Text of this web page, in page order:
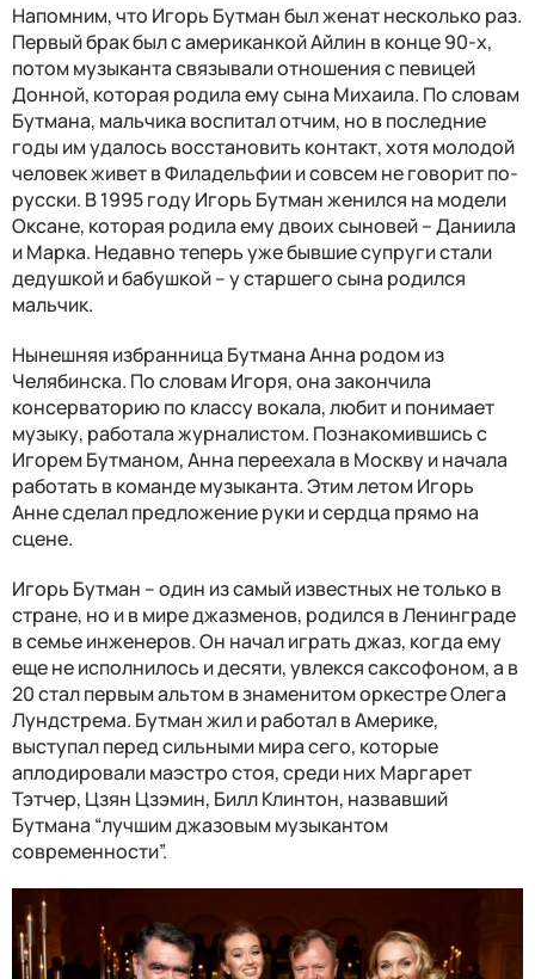
Напомним, что Игорь Бутман был женат несколько раз.
Первый брак был с американкой Айлин в конце 90-х,
потом музыканта связывали отношения с певицей
Донной, которая родила ему сына Михаила. По словам
Бутмана, мальчика воспитал отчим, но в последние
годы им удалось восстановить контакт, хотя молодой
человек живет в Филадельфии и совсем не говорит по-
русски. В 1995 году Игорь Бутман женился на модели
Оксане, которая родила ему двоих сыновей – Даниила
и Марка. Недавно теперь уже бывшие супруги стали
дедушкой и бабушкой – у старшего сына родился
мальчик.
Нынешняя избранница Бутмана Анна родом из
Челябинска. По словам Игоря, она закончила
консерваторию по классу вокала, любит и понимает
музыку, работала журналистом. Познакомившись с
Игорем Бутманом, Анна переехала в Москву и начала
работать в команде музыканта. Этим летом Игорь
Анне сделал предложение руки и сердца прямо на
сцене.
Игорь Бутман – один из самый известных не только в
стране, но и в мире джазменов, родился в Ленинграде
в семье инженеров. Он начал играть джаз, когда ему
еще не исполнилось и десяти, увлекся саксофоном, а в
20 стал первым альтом в знаменитом оркестре Олега
Лундстрема. Бутман жил и работал в Америке,
выступал перед сильными мира сего, которые
аплодировали маэстро стоя, среди них Маргарет
Тэтчер, Цзян Цзэмин, Билл Клинтон, назвавший
Бутмана “лучшим джазовым музыкантом
современности”.